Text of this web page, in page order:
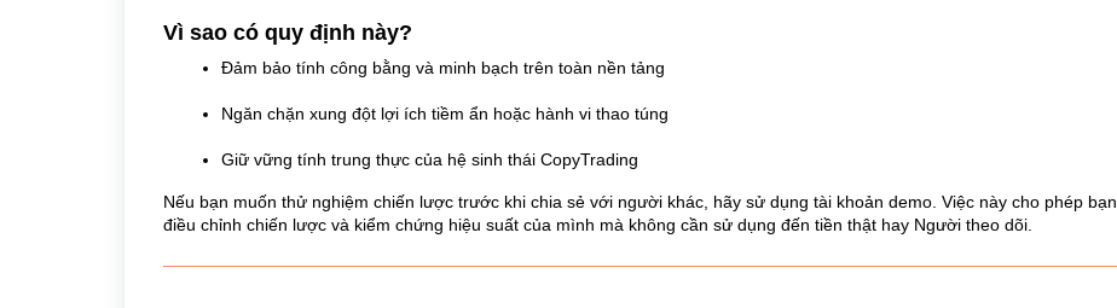
Vì sao có quy định này?
Đảm bảo tính công bằng và minh bạch trên toàn nền tảng
Ngăn chặn xung đột lợi ích tiềm ẩn hoặc hành vi thao túng
Giữ vững tính trung thực của hệ sinh thái CopyTrading
Nếu bạn muốn thử nghiệm chiến lược trước khi chia sẻ với người khác, hãy sử dụng tài khoản demo. Việc này cho phép bạn
điều chỉnh chiến lược và kiểm chứng hiệu suất của mình mà không cần sử dụng đến tiền thật hay Người theo dõi.